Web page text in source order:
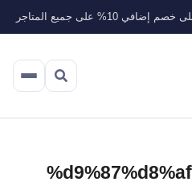
10% على جميع المتاجر